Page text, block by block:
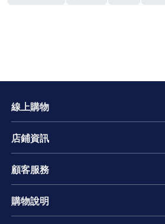
線上購物
店鋪資訊
顧客服務
購物說明